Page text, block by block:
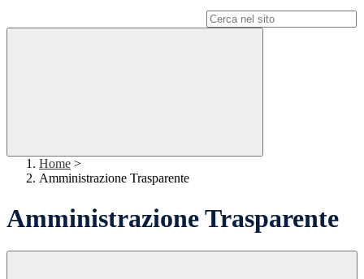
Home >
Amministrazione Trasparente
Amministrazione Trasparente